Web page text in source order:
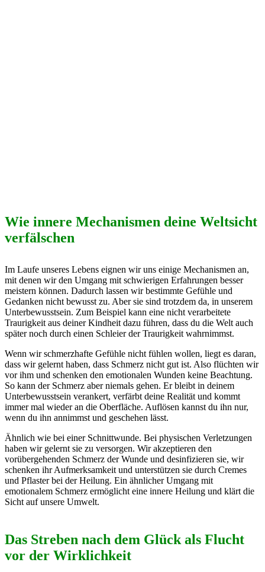
Wie innere Mechanismen deine Weltsicht
verfälschen
Im Laufe unseres Lebens eignen wir uns einige Mechanismen an,
mit denen wir den Umgang mit schwierigen Erfahrungen besser
meistern können. Dadurch lassen wir bestimmte Gefühle und
Gedanken nicht bewusst zu. Aber sie sind trotzdem da, in unserem
Unterbewusstsein. Zum Beispiel kann eine nicht verarbeitete
Traurigkeit aus deiner Kindheit dazu führen, dass du die Welt auch
später noch durch einen Schleier der Traurigkeit wahrnimmst.
Wenn wir schmerzhafte Gefühle nicht fühlen wollen, liegt es daran,
dass wir gelernt haben, dass Schmerz nicht gut ist. Also flüchten wir
vor ihm und schenken den emotionalen Wunden keine Beachtung.
So kann der Schmerz aber niemals gehen. Er bleibt in deinem
Unterbewusstsein verankert, verfärbt deine Realität und kommt
immer mal wieder an die Oberfläche. Auflösen kannst du ihn nur,
wenn du ihn annimmst und geschehen lässt.
Ähnlich wie bei einer Schnittwunde. Bei physischen Verletzungen
haben wir gelernt sie zu versorgen. Wir akzeptieren den
vorübergehenden Schmerz der Wunde und desinfizieren sie, wir
schenken ihr Aufmerksamkeit und unterstützen sie durch Cremes
und Pflaster bei der Heilung. Ein ähnlicher Umgang mit
emotionalem Schmerz ermöglicht eine innere Heilung und klärt die
Sicht auf unsere Umwelt.
Das Streben nach dem Glück als Flucht
vor der Wirklichkeit